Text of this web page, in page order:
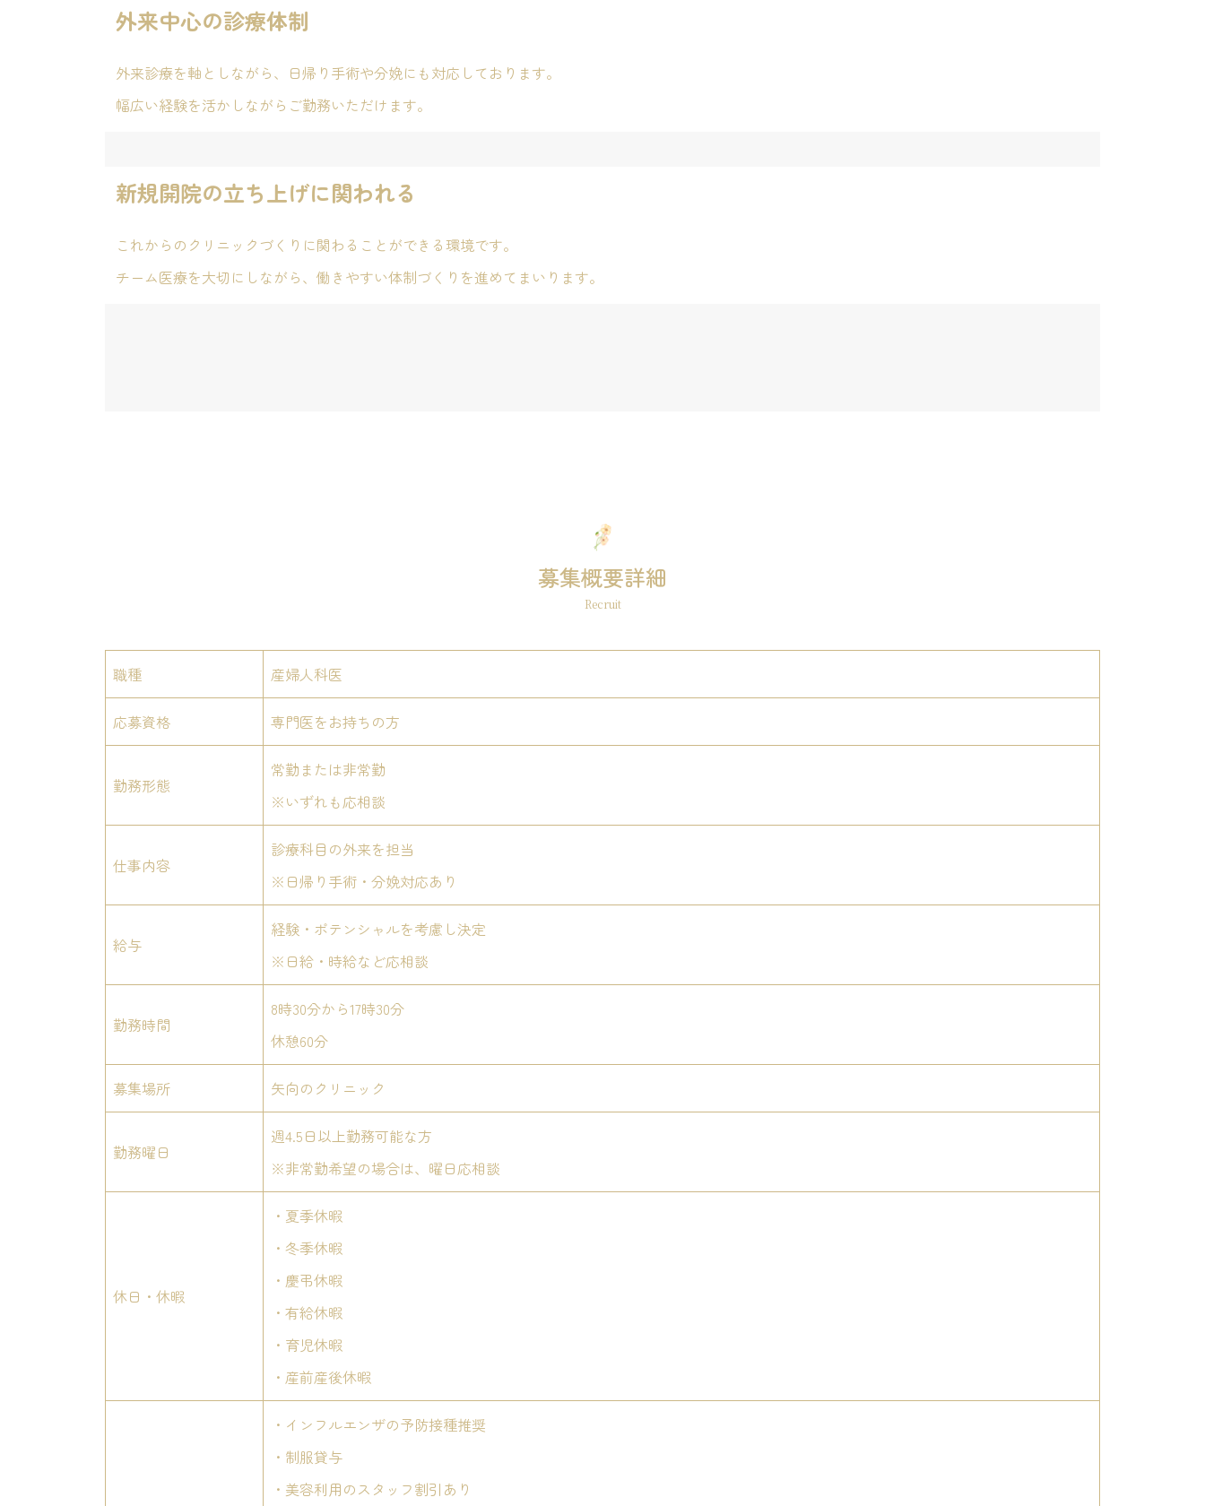
外来中心の診療体制
外来診療を軸としながら、日帰り手術や分娩にも対応しております。
幅広い経験を活かしながらご勤務いただけます。
新規開院の立ち上げに関われる
これからのクリニックづくりに関わることができる環境です。
チーム医療を大切にしながら、働きやすい体制づくりを進めてまいります。
募集概要詳細
Recruit
職種 産婦人科医
応募資格 専門医をお持ちの方
勤務形態
常勤または非常勤
※いずれも応相談
仕事内容
診療科目の外来を担当
※日帰り手術・分娩対応あり
給与
経験・ポテンシャルを考慮し決定
※日給・時給など応相談
勤務時間
8時30分から17時30分
休憩60分
募集場所 矢向のクリニック
勤務曜日
週4.5日以上勤務可能な方
※非常勤希望の場合は、曜日応相談
休日・休暇
・夏季休暇
・冬季休暇
・慶弔休暇
・有給休暇
・育児休暇
・産前産後休暇
・インフルエンザの予防接種推奨
・制服貸与
・美容利用のスタッフ割引あり